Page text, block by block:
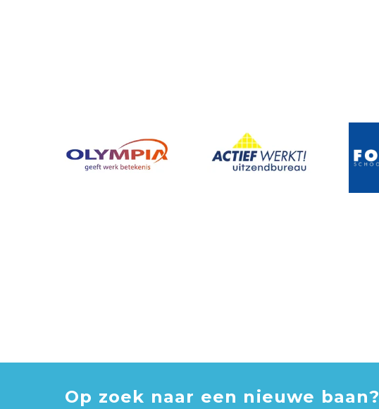
Op zoek naar een nieuwe baan?